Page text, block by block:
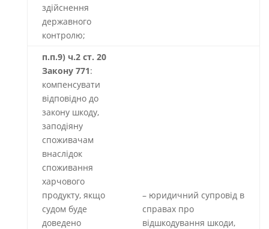
здійснення
державного
контролю;
п.п.9) ч.2 ст. 20
Закону 771:
компенсувати
відповідно до
закону шкоду,
заподіяну
споживачам
внаслідок
споживання
харчового
продукту, якщо
судом буде
доведено
– юридичний супровід в
справах про
відшкодування шкоди,